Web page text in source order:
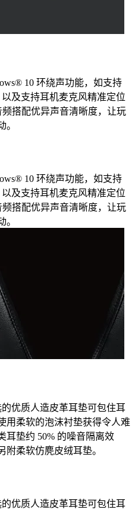
10 环绕声功能，如支持
以及支持耳机麦克风精准定位
搭配优异声音清晰度，让玩
。
10 环绕声功能，如支持
以及支持耳机麦克风精准定位
搭配优异声音清晰度，让玩
。
优质人造皮革耳垫可包住耳
用柔软的泡沫衬垫获得令人难
耳垫约 50% 的噪音隔离效
附柔软仿麂皮绒耳垫。
优质人造皮革耳垫可包住耳